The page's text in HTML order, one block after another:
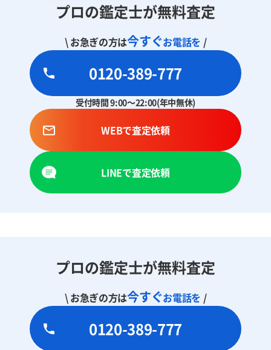
プロの鑑定士が無料査定
\ お急ぎの方は今すぐお電話を /
0120-389-777
受付時間 9:00～22:00(年中無休)
WEBで査定依頼
LINEで査定依頼
プロの鑑定士が無料査定
\ お急ぎの方は今すぐお電話を /
0120-389-777